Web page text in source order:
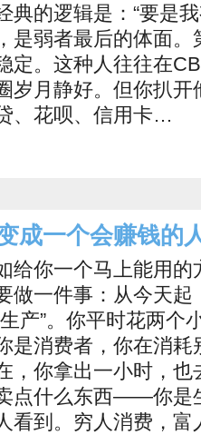
典的逻辑是：“要是
是弱者最后的体面
定。这种人往往在
岁月静好。但你扒
、花呗、信用卡…
成一个会赚钱的
给你一个马上能用
做一件事：从今天起
产”。你平时花两个
消费者，你在消耗
，你拿出一小时，
点什么东西——你是
看到。穷人消费，